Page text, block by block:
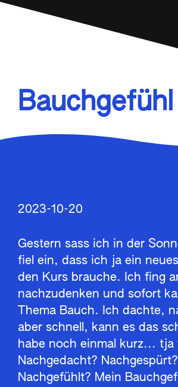
Feldenkrais
Über mich
Bauchgefühl
2023-10-20
Gestern sass ich in der
fiel ein, dass ich ja ein
den Kurs brauche. Ich fing
nachzudenken und sofort
Thema Bauch. Ich dachte,
aber schnell, kann es das
habe noch einmal kurz... tja
Nachgedacht? Nachgespürt?
Nachgefühlt? Mein